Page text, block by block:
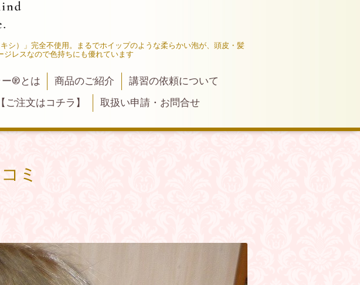
シ）」完全不使用。まるでホイップのような柔らかい泡が、頭皮・髪
レスなので色持ちにも優れています
ー®とは 商品のご紹介
講習の依頼について
【ご注文はコチラ】 取扱い申請・お問合せ
ミ